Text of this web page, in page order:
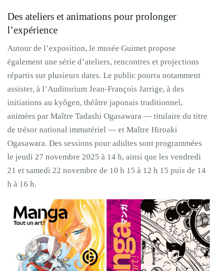
Des ateliers et animations pour prolonger
l’expérience
Autour de l’exposition, le musée Guimet propose
également une série d’ateliers, rencontres et projections
répartis sur plusieurs dates. Le public pourra notamment
assister, à l’Auditorium Jean-François Jarrige, à des
initiations au kyôgen, théâtre japonais traditionnel,
animées par Maître Tadashi Ogasawara — titulaire du titre
de trésor national immatériel — et Maître Hiroaki
Ogasawara. Des sessions pour adultes sont programmées
le jeudi 27 novembre 2025 à 14 h, ainsi que les vendredi
21 et samedi 22 novembre de 10 h 15 à 12 h 15 puis de 14
h à 16 h.